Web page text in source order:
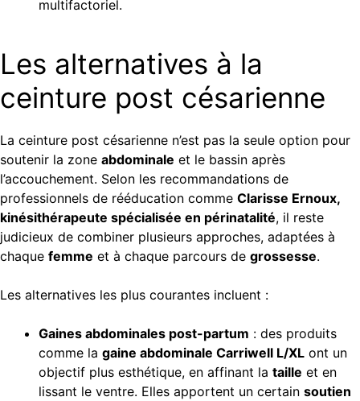
multifactoriel.
Les alternatives à la
ceinture post césarienne
La ceinture post césarienne n’est pas la seule option pour
soutenir la zone abdominale et le bassin après
l’accouchement. Selon les recommandations de
professionnels de rééducation comme Clarisse Ernoux,
kinésithérapeute spécialisée en périnatalité, il reste
judicieux de combiner plusieurs approches, adaptées à
chaque femme et à chaque parcours de grossesse.
Les alternatives les plus courantes incluent :
Gaines abdominales post-partum : des produits
comme la gaine abdominale Carriwell L/XL ont un
objectif plus esthétique, en affinant la taille et en
lissant le ventre. Elles apportent un certain soutien